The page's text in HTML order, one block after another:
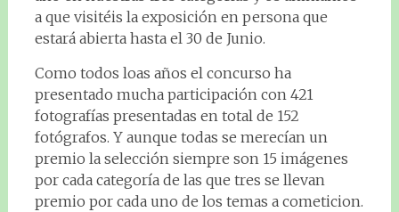
a que visitéis la exposición en persona que
estará abierta hasta el 30 de Junio.
Como todos loas años el concurso ha
presentado mucha participación con 421
fotografías presentadas en total de 152
fotógrafos. Y aunque todas se merecían un
premio la selección siempre son 15 imágenes
por cada categoría de las que tres se llevan
premio por cada uno de los temas a cometicion.